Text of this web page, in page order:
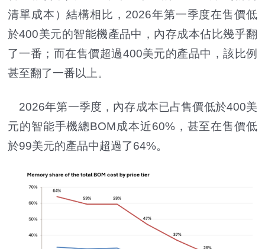
清單成本）結構相比，2026年第一季度在售價低
於400美元的智能機產品中，內存成本佔比幾乎翻
了一番；而在售價超過400美元的產品中，該比例
甚至翻了一番以上。
2026年第一季度，內存成本已占售價低於400美
元的智能手機總BOM成本近60%，甚至在售價低
於99美元的產品中超過了64%。